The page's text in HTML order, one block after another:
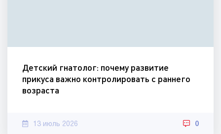
Детский гнатолог: почему развитие
прикуса важно контролировать с раннего
возраста
13 июль 2026 0